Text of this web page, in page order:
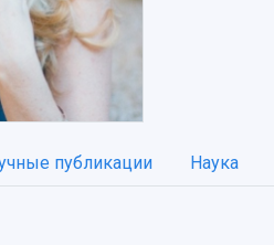
публикации Наука